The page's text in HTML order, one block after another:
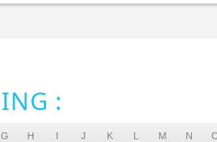
:
G H I J K L M N